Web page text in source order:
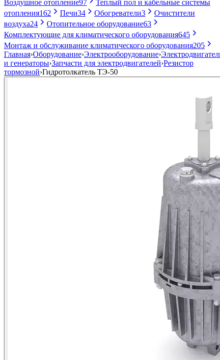
Воздушное отопление97
Теплый пол и кабельные системы
отопления162 Печи34 Обогреватели3
Очистители
воздуха24 Отопительное оборудование63
Комплектующие для климатического оборудования645
Монтаж и обслуживание климатического оборудования205
Главная›Оборудование›Электрооборудование›
и генераторы›Запчасти для электродвигателей›Резистор
тормозной›Гидротолкатель ТЭ-50